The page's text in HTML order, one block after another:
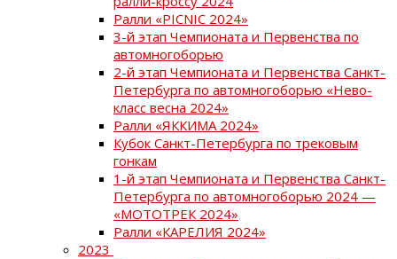
Ралли «PICNIC 2024»
3-й этап Чемпионата и Первенства по
автомногоборью
2-й этап Чемпионата и Первенства Санкт-
Петербурга по автомногоборью «Нево-
класс весна 2024»
Ралли «ЯККИМА 2024»
Кубок Санкт-Петербурга по трековым
гонкам
1-й этап Чемпионата и Первенства Санкт-
Петербурга по автомногоборью 2024 —
«МОТОТРЕК 2024»
Ралли «КАРЕЛИЯ 2024»
2023